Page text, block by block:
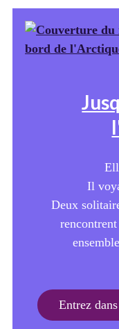
Il
Deux
Entrez